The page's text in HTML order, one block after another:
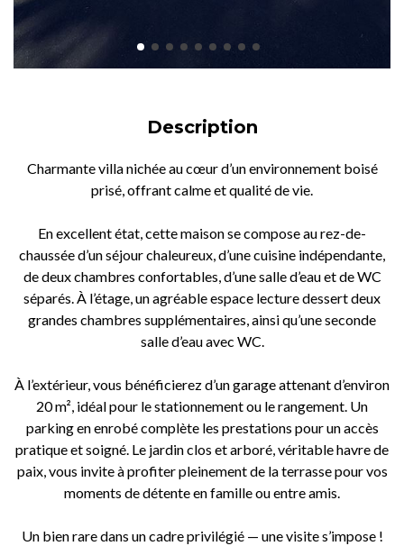
Description
Charmante villa nichée au cœur d’un environnement boisé
prisé, offrant calme et qualité de vie.
En excellent état, cette maison se compose au rez-de-
chaussée d’un séjour chaleureux, d’une cuisine indépendante,
de deux chambres confortables, d’une salle d’eau et de WC
séparés. À l’étage, un agréable espace lecture dessert deux
grandes chambres supplémentaires, ainsi qu’une seconde
salle d’eau avec WC.
À l’extérieur, vous bénéficierez d’un garage attenant d’environ
20 m², idéal pour le stationnement ou le rangement. Un
parking en enrobé complète les prestations pour un accès
pratique et soigné. Le jardin clos et arboré, véritable havre de
paix, vous invite à profiter pleinement de la terrasse pour vos
moments de détente en famille ou entre amis.
Un bien rare dans un cadre privilégié — une visite s’impose !